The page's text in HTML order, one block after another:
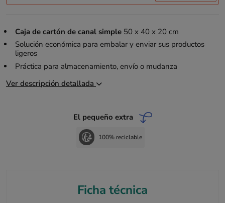
Caja de cartón de canal simple50 x 40 x 20 cm
Solución económica para embalar y enviar sus productos
ligeros
Práctica para almacenamiento, envío o mudanza
Ver descripción detallada
El pequeño extra
100% reciclable
Ficha técnica